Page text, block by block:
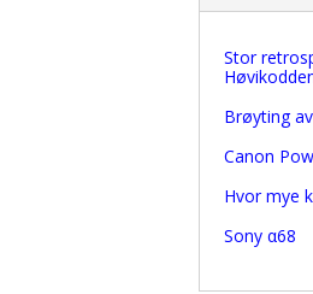
Stor
Brøyting
Canon
Hvor mye
Sony α68